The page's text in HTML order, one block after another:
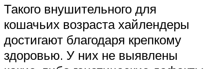
Такого внушительного для
кошачьих возраста хайлендеры
достигают благодаря крепкому
здоровью. У них не выявлены